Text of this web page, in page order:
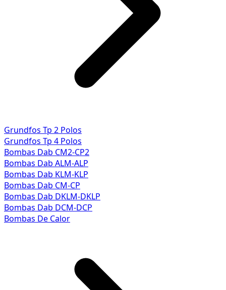
Grundfos Tp 2 Polos
Grundfos Tp 4 Polos
Bombas Dab CM2-CP2
Bombas Dab ALM-ALP
Bombas Dab KLM-KLP
Bombas Dab CM-CP
Bombas Dab DKLM-DKLP
Bombas Dab DCM-DCP
Bombas De Calor